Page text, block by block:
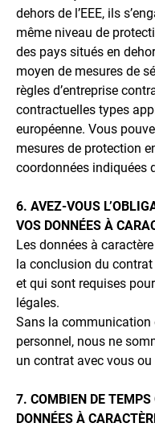
dehors de l’EEE, ils
même niveau de
des pays situés en
moyen de mesures de
règles d’entreprise
contractuelles types
européenne. Vous
mesures de protection
coordonnées indiquées
6. AVEZ-VOUS
VOS DONNÉES À
Les données à
la conclusion du
et qui sont requises
légales.
Sans la communication
personnel, nous ne
un contrat avec vous ou
7. COMBIEN DE TEMPS
DONNÉES À